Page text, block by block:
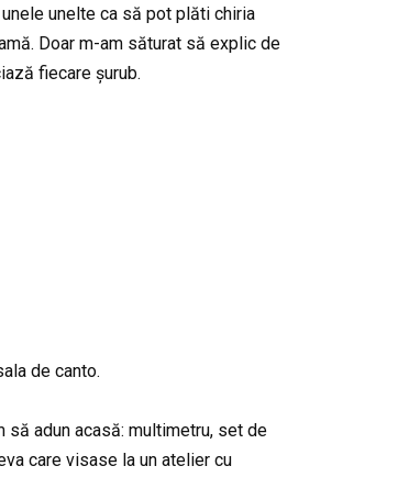
unelte ca să pot plăti chiria
Doar m-am săturat să explic de
fiecare șurub.
de canto.
să adun acasă: multimetru, set de
care visase la un atelier cu